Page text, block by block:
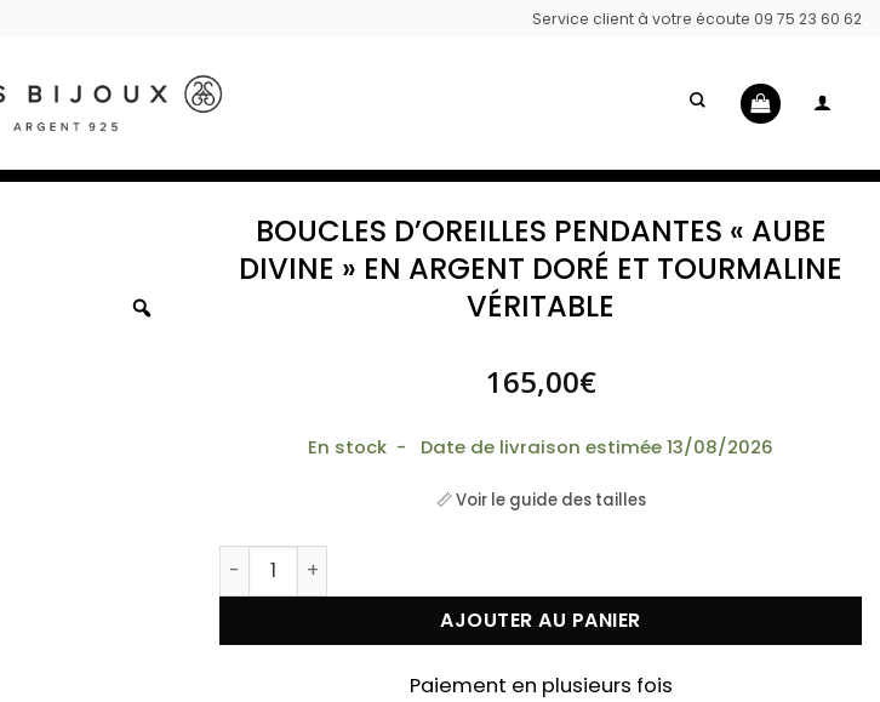
Service client à votre écoute 09 75 23 60 62
BOUCLES D’OREILLES PENDANTES « AUBE
DIVINE » EN ARGENT DORÉ ET TOURMALINE
VÉRITABLE
165,00€
En stock - Date de livraison estimée 13/08/2026
📏 Voir le guide des tailles
quantité de Boucles d'Oreilles Pendantes "Aube Divine" en
AJOUTER AU PANIER
Paiement en plusieurs fois